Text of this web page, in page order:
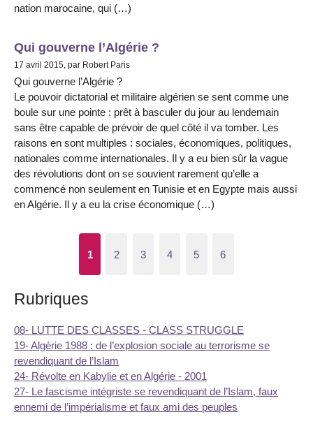
nation marocaine, qui (…)
Qui gouverne l’Algérie ?
17 avril 2015, par Robert Paris
Qui gouverne l’Algérie ?
Le pouvoir dictatorial et militaire algérien se sent comme une
boule sur une pointe : prêt à basculer du jour au lendemain
sans être capable de prévoir de quel côté il va tomber. Les
raisons en sont multiples : sociales, économiques, politiques,
nationales comme internationales. Il y a eu bien sûr la vague
des révolutions dont on se souvient rarement qu’elle a
commencé non seulement en Tunisie et en Egypte mais aussi
en Algérie. Il y a eu la crise économique (…)
1 2 3 4 5 6
Rubriques
08- LUTTE DES CLASSES - CLASS STRUGGLE
19- Algérie 1988 : de l’explosion sociale au terrorisme se
revendiquant de l’Islam
24- Révolte en Kabylie et en Algérie - 2001
27- Le fascisme intégriste se revendiquant de l’Islam, faux
ennemi de l’impérialisme et faux ami des peuples